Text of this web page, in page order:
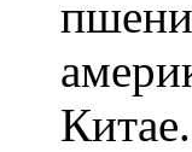
Китае.